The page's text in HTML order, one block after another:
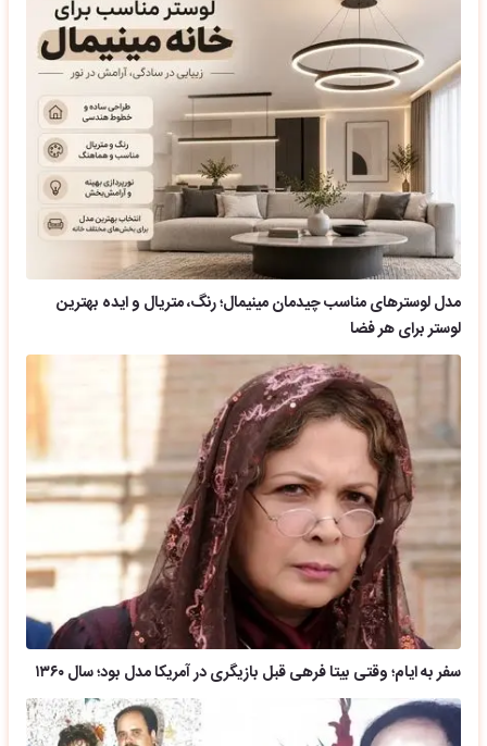
مدل لوسترهای مناسب چیدمان مینیمال؛ رنگ، متریال و ایده بهترین
لوستر برای هر فضا
سفر به ایام؛ وقتی بیتا فرهی قبل بازیگری در آمریکا مدل بود؛ سال ۱۳۶۰